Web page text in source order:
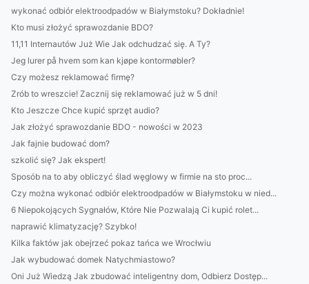
wykonać odbiór elektroodpadów w Białymstoku? Dokładnie!
Kto musi złożyć sprawozdanie BDO?
11,11 Internautów Już Wie Jak odchudzać się. A Ty?
Jeg lurer på hvem som kan kjøpe kontormøbler?
Czy możesz reklamować firmę?
Zrób to wreszcie! Zacznij się reklamować już w 5 dni!
Kto Jeszcze Chce kupić sprzęt audio?
Jak złożyć sprawozdanie BDO - nowości w 2023
Jak fajnie budować dom?
szkolić się? Jak ekspert!
Sposób na to aby obliczyć ślad węglowy w firmie na sto proc...
Czy można wykonać odbiór elektroodpadów w Białymstoku w nied...
6 Niepokojących Sygnałów, Które Nie Pozwalają Ci kupić rolet...
naprawić klimatyzację? Szybko!
Kilka faktów jak obejrzeć pokaz tańca we Wrocłwiu
Jak wybudować domek Natychmiastowo?
Oni Już Wiedzą Jak zbudować inteligentny dom, Odbierz Dostęp...